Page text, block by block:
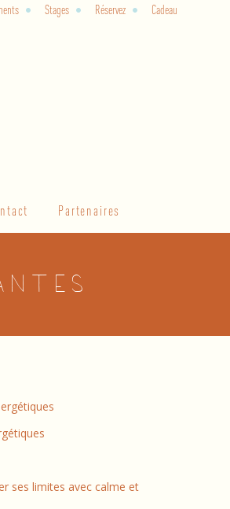
Stages Réservez Cadeau
Partenaires
ses limites avec calme et